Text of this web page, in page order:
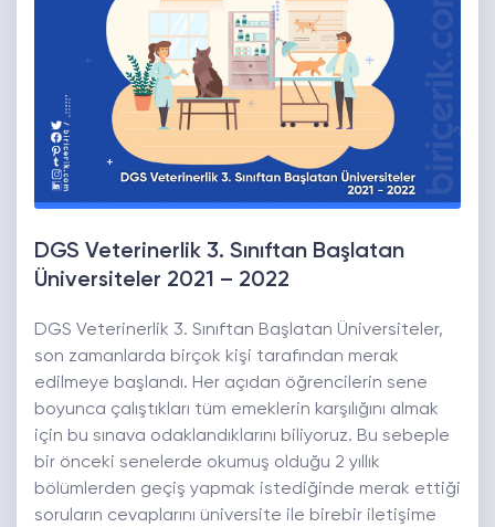
DGS Veterinerlik 3. Sınıftan Başlatan
Üniversiteler 2021 – 2022
DGS Veterinerlik 3. Sınıftan Başlatan Üniversiteler,
son zamanlarda birçok kişi tarafından merak
edilmeye başlandı. Her açıdan öğrencilerin sene
boyunca çalıştıkları tüm emeklerin karşılığını almak
için bu sınava odaklandıklarını biliyoruz. Bu sebeple
bir önceki senelerde okumuş olduğu 2 yıllık
bölümlerden geçiş yapmak istediğinde merak ettiği
soruların cevaplarını üniversite ile birebir iletişime